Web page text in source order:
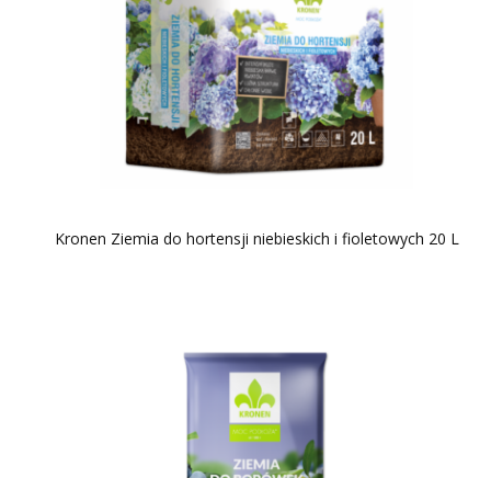
Kronen Ziemia do hortensji niebieskich i fioletowych 20 L